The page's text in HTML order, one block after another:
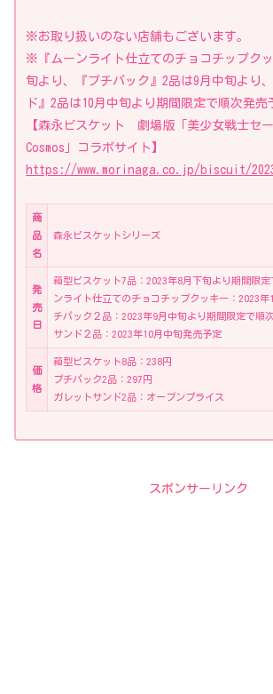
※お取り扱いのない店舗もございます。
※『ムーンライト仕立てのチョコチップク
旬より、『プチパック』2品は9月中旬より
ド』2品は10月中旬より期間限定で順次発売
【森永ビスケット 劇場版「美少女戦士セ
Cosmos」コラボサイト】
https://www.morinaga.co.jp/biscuit/
商
品
名
森永ビスケットシリーズ
発
売
日
箱型ビスケット7品：2023年8月下旬より期間限
ンライト仕立てのチョコチップクッキー：2023
チパック２品：2023年9月中旬より期間限定で順
サンド２品：2023年10月中旬発売予定
価
格
箱型ビスケット8品：238円
プチパック2品：297円
ガレットサンド2品：オープンプライス
スポンサーリンク